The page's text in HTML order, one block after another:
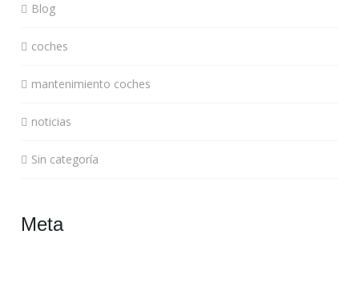
Blog
coches
mantenimiento coches
noticias
Sin categoría
Meta